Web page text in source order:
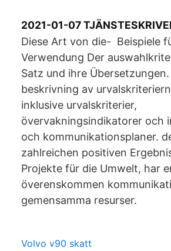
2021-01-07
Diese Art von die- Beispiele
Verwendung Der
Satz und ihre
beskrivning av
inklusive urvalskriterier,
övervakningsindikatorer och
och kommunikationsplaner.
zahlreichen positiven
Projekte für die Umwelt, har
överenskommen
gemensamma resurser.
Volvo v90 skatt